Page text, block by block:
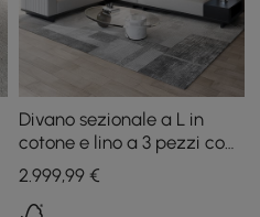
Divano sezionale a L in
cotone e lino a 3 pezzi con
vano portaoggetti laterale
aperto
2.999,99€